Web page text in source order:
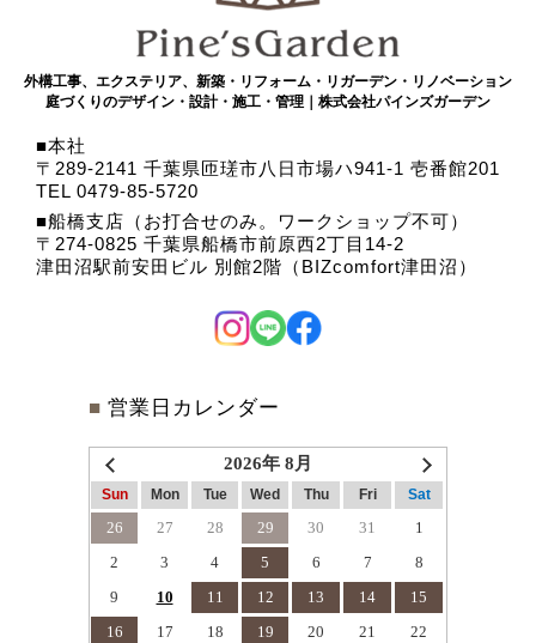
外構工事、エクステリア、新築・リフォーム・リガーデン・リノベーション
庭づくりのデザイン・設計・施工・管理｜株式会社パインズガーデン
本社
〒289-2141 千葉県匝瑳市八日市場ハ941-1 壱番館201
TEL 0479-85-5720
船橋支店（お打合せのみ。ワークショップ不可）
〒274-0825 千葉県船橋市前原西2丁目14-2
津田沼駅前安田ビル 別館2階（BIZcomfort津田沼）
■ 営業日カレンダー
2026年 8月
Sun Mon Tue Wed Thu Fri Sat
26 27 28 29 30 31
1
2
3 4 5 6 7
8
9
10 11 12 13 14
15
16
17 18 19 20 21
22